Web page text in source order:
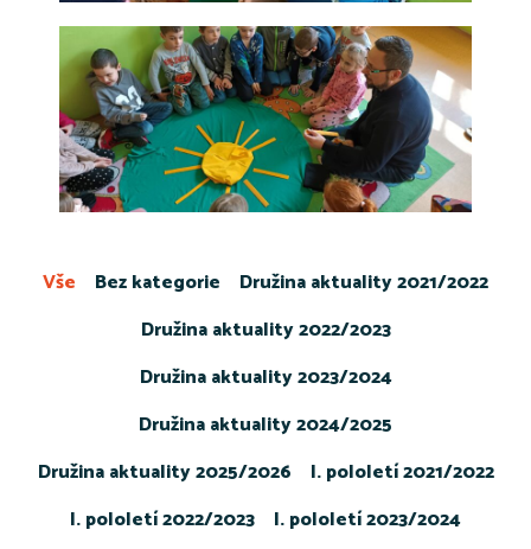
Bez kategorie
Družina aktuality 2021/2022
Družina aktuality 2022/2023
Družina aktuality 2023/2024
Družina aktuality 2024/2025
Družina aktuality 2025/2026
I. pololetí 2021/2022
I. pololetí 2022/2023
I. pololetí 2023/2024
Vše